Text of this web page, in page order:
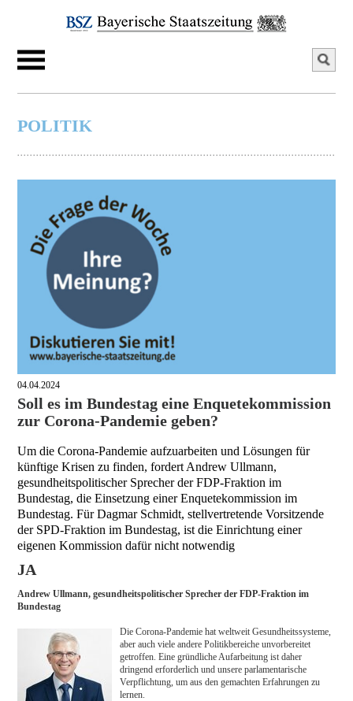
POLITIK
04.04.2024
Soll es im Bundestag eine Enquetekommission
zur Corona-Pandemie geben?
Um die Corona-Pandemie aufzuarbeiten und Lösungen für
künftige Krisen zu finden, fordert Andrew Ullmann,
gesundheitspolitischer Sprecher der FDP-Fraktion im
Bundestag, die Einsetzung einer Enquetekommission im
Bundestag. Für Dagmar Schmidt, stellvertretende Vorsitzende
der SPD-Fraktion im Bundestag, ist die Einrichtung einer
eigenen Kommission dafür nicht notwendig
JA
Andrew Ullmann, gesundheitspolitischer Sprecher der FDP-Fraktion im
Bundestag
Die Corona-Pandemie hat weltweit Gesundheitssysteme,
aber auch viele andere Politikbereiche unvorbereitet
getroffen. Eine gründliche Aufarbeitung ist daher
dringend erforderlich und unsere parlamentarische
Verpflichtung, um aus den gemachten Erfahrungen zu
lernen.